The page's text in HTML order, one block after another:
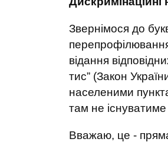
Звернімося до
перепрофілювання
відання
тис” (Закон
населеними
там не існуватиме
Вважаю, це - пряма